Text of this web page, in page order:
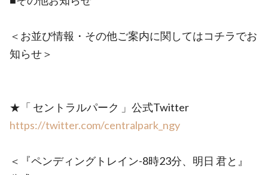
＜お並び情報・その他ご案内に関してはコチラでお
知らせ＞
★「 セントラルパーク 」公式Twitter
https://twitter.com/centralpark_ngy
＜『ペンディングトレイン-8時23分、明日 君と』